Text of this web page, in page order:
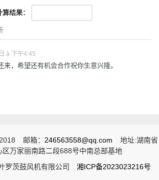
算结果：
à 下午4:45
来，希望还有机会合作祝你生意兴隆。
邮箱： 246563558@qq.com
地址:湖南省
区万家丽南路二段688号中南总部基地
罗茨鼓风机有限公司 湘ICP备2023023216号